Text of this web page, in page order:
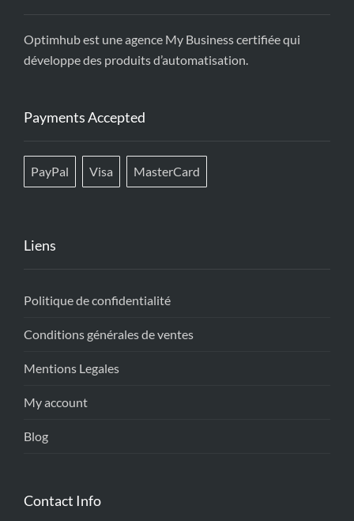
Optimhub est une agence My Business certifiée qui
développe des produits d’automatisation.
Payments Accepted
PayPal Visa MasterCard
Liens
Politique de confidentialité
Conditions générales de ventes
Mentions Legales
My account
Blog
Contact Info